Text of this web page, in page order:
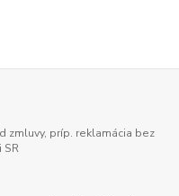
zmluvy, príp. reklamácia bez
SR